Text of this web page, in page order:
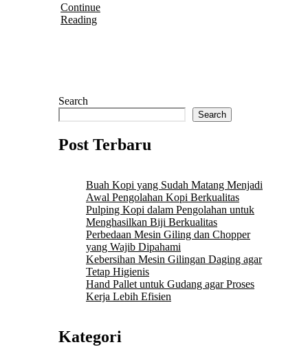
Continue
Reading
Search
Search
Post Terbaru
Buah Kopi yang Sudah Matang Menjadi
Awal Pengolahan Kopi Berkualitas
Pulping Kopi dalam Pengolahan untuk
Menghasilkan Biji Berkualitas
Perbedaan Mesin Giling dan Chopper
yang Wajib Dipahami
Kebersihan Mesin Gilingan Daging agar
Tetap Higienis
Hand Pallet untuk Gudang agar Proses
Kerja Lebih Efisien
Kategori